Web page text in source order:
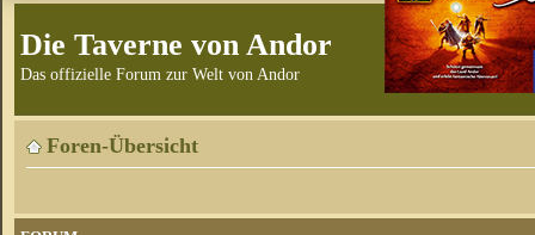
Die Taverne von Andor
Das offizielle Forum zur Welt von Andor
Foren-Übersicht